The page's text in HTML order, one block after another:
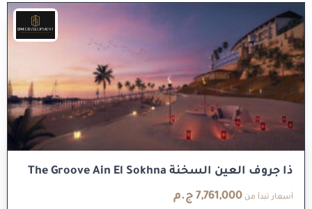
ذا جروف العين السخنة The Groove Ain El Sokhna
أسعار تبدأ من 7,761,000 ج.م